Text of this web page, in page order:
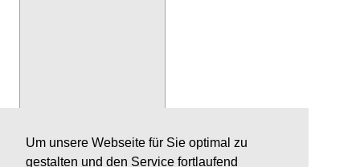
Um unsere Webseite für Sie optimal zu
gestalten und den Service fortlaufend